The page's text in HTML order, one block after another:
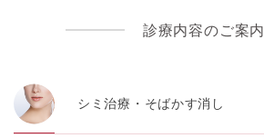
診療内容のご案内
シミ治療・そばかす消し